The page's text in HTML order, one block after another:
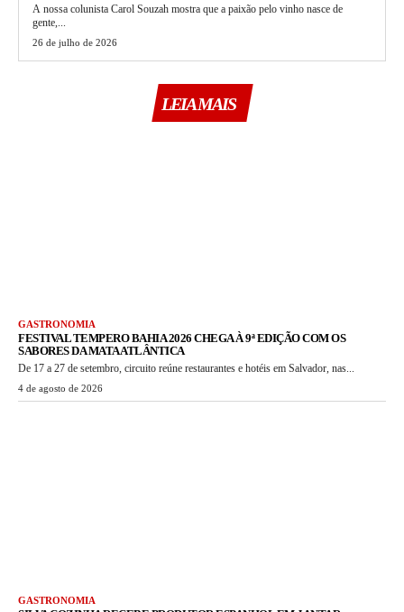
A nossa colunista Carol Souzah mostra que a paixão pelo vinho nasce de
gente,...
26 de julho de 2026
LEIA MAIS
GASTRONOMIA
FESTIVAL TEMPERO BAHIA 2026 CHEGA À 9ª EDIÇÃO COM OS
SABORES DA MATA ATLÂNTICA
De 17 a 27 de setembro, circuito reúne restaurantes e hotéis em Salvador, nas...
4 de agosto de 2026
GASTRONOMIA